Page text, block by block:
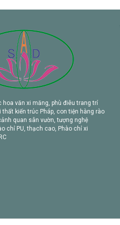
hoa văn xi măng, phù điêu trang trí
thất kiến trúc Pháp, con tiện hàng rào
quan sân vườn, tượng nghệ
chỉ PU, thạch cao, Phào chỉ xi